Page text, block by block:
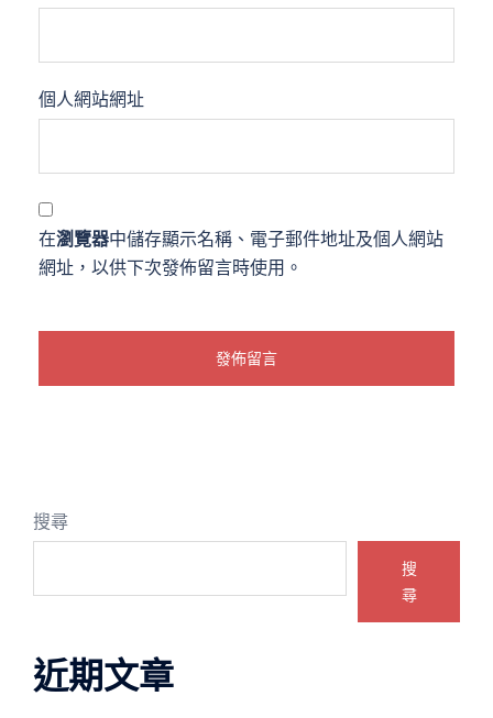
個人網站網址
在瀏覽器中儲存顯示名稱、電子郵件地址及個人網站
網址，以供下次發佈留言時使用。
搜尋
搜
尋
近期文章